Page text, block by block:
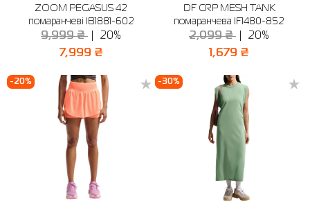
ZOOM PEGASUS 42
помаранчеві IB1881-602
9,999 ₴ 20%
7,999 ₴
DF CRP MESH TANK
помаранчева IF1480-852
2,099 ₴ 20%
1,679 ₴
-20% -30%